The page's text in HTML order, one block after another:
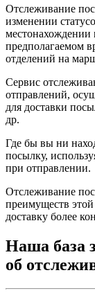
Отслеживание
изменении
предполагаемом
отделений на
Сервис
отправлений,
для доставки
др.
Где бы вы ни
посылку,
при отправлении.
Отслеживание
преимуществ
доставку более
Наша база
об